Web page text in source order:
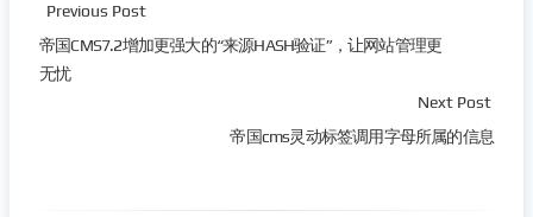
Previous Post
帝国CMS7.2增加更强大的“来源HASH验证”，让网站管理更
无忧
Next Post
帝国cms灵动标签调用字母所属的信息